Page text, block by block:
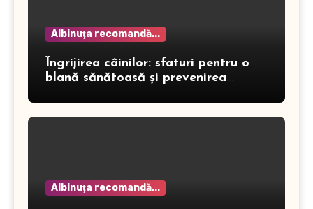
Albinuţa recomandă...
Îngrijirea câinilor: sfaturi pentru o
blană sănătoasă și prevenirea
Albinuţa recomandă...